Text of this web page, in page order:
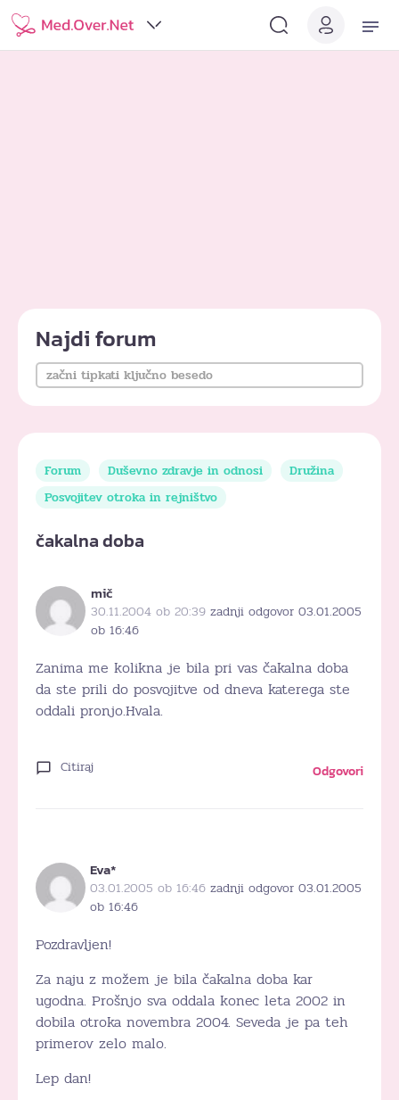
Najdi forum
Forum Duševno zdravje in odnosi
Družina
Posvojitev otroka in rejništvo
čakalna doba
mič
30.11.2004 ob 20:39 zadnji odgovor 03.01.2005
ob 16:46
Zanima me kolikna je bila pri vas čakalna doba
da ste prili do posvojitve od dneva katerega ste
oddali pronjo.Hvala.
Citiraj Odgovori
Eva*
03.01.2005 ob 16:46 zadnji odgovor 03.01.2005
ob 16:46
Pozdravljen!
Za naju z možem je bila čakalna doba kar
ugodna. Prošnjo sva oddala konec leta 2002 in
dobila otroka novembra 2004. Seveda je pa teh
primerov zelo malo.
Lep dan!